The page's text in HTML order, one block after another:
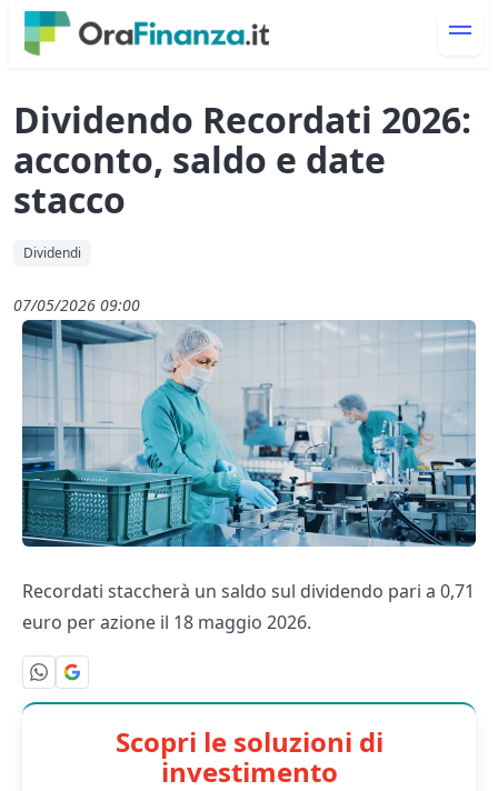
Dividendo Recordati 2026:
acconto, saldo e date
stacco
Dividendi
07/05/2026 09:00
Recordati staccherà un saldo sul dividendo pari a 0,71
euro per azione il 18 maggio 2026.
Scopri le soluzioni di
investimento